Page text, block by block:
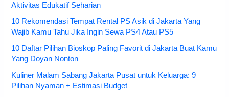
Aktivitas Edukatif Seharian
10 Rekomendasi Tempat Rental PS Asik di Jakarta Yang
Wajib Kamu Tahu Jika Ingin Sewa PS4 Atau PS5
10 Daftar Pilihan Bioskop Paling Favorit di Jakarta Buat Kamu
Yang Doyan Nonton
Kuliner Malam Sabang Jakarta Pusat untuk Keluarga: 9
Pilihan Nyaman + Estimasi Budget